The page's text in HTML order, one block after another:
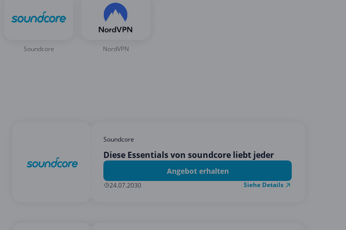
Soundcore NordVPN
Soundcore
Diese Essentials von soundcore liebt jeder
Angebot erhalten
24.07.2030 Siehe Details